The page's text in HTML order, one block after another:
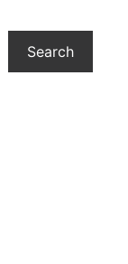
Search